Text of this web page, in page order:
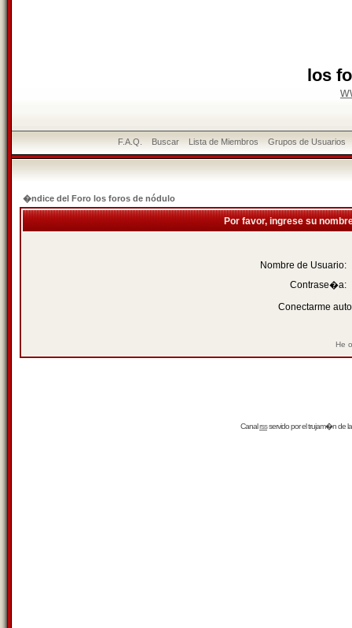
los
F.A.Q. Buscar Lista de Miembros Grupos de Usuarios
�ndice del Foro los foros de nódulo
Por favor, ingrese su
Nombre de Usuario:
Contrase�a:
Conectarme
He
Canalrssservido por eltrujam�nde